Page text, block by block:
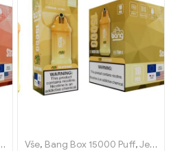
,
Vše, Bang Box 15000 Puff,Jednorázové e-cigarety Švédsko